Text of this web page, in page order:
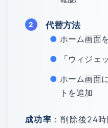
代替方法
ホーム画面
「ウィジェ
ホーム画面
トを追加
成功率 ：削除後24